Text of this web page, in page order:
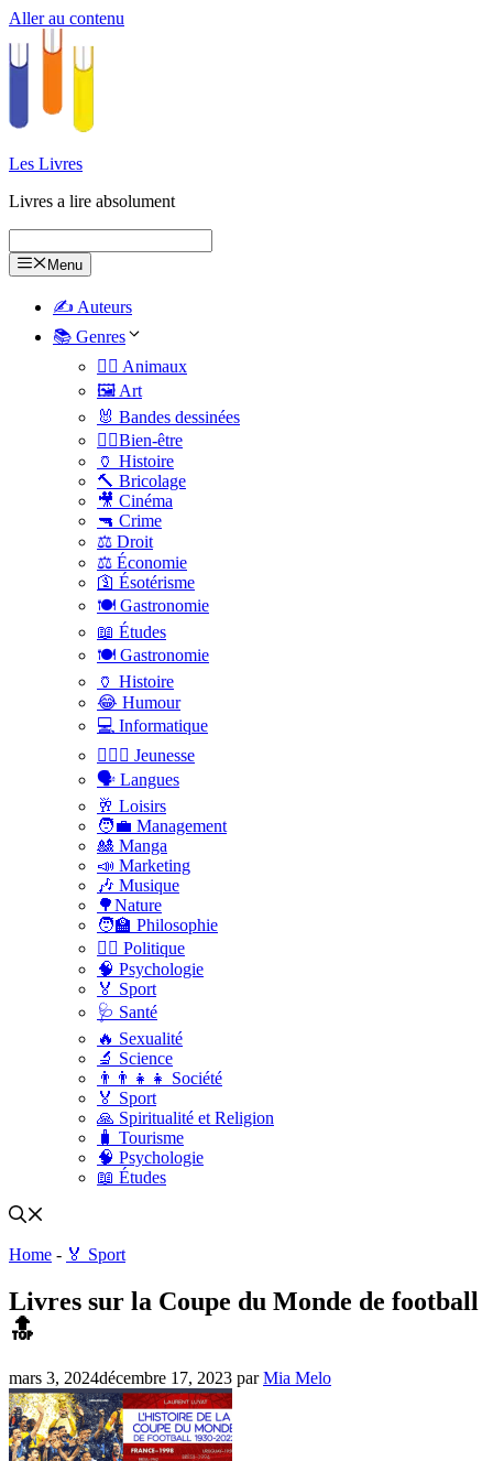
Aller au contenu
Les Livres
Livres a lire absolument
Menu
✍️ Auteurs
📚 Genres
🐕‍🦺 Animaux
🖼️ Art
🐰 Bandes dessinées
🧑‍⚕️Bien-être
🏺 Histoire
🔨 Bricolage
🎥 Cinéma
🔫 Crime
⚖️ Droit
⚖️ Économie
🛐 Ésotérisme
🍽️ Gastronomie
📖 Études
🍽️ Gastronomie
🏺 Histoire
😂 Humour
💻 Informatique
🤸🏽‍♀️ Jeunesse
🗣 Langues
🥂 Loisirs
🧑‍💼 Management
🎎 Manga
📣 Marketing
🎶 Musique
🌳Nature
🧑‍🏫 Philosophie
👨‍⚖️ Politique
🧠 Psychologie
🏅 Sport
🩺 Santé
🔥 Sexualité
🔬 Science
👨‍👨‍👧‍👧 Société
🏅 Sport
🙏 Spiritualité et Religion
🧳 Tourisme
🧠 Psychologie
📖 Études
Home - 🏅 Sport
Livres sur la Coupe du Monde de football
🔝
mars 3, 2024décembre 17, 2023 parMia Melo